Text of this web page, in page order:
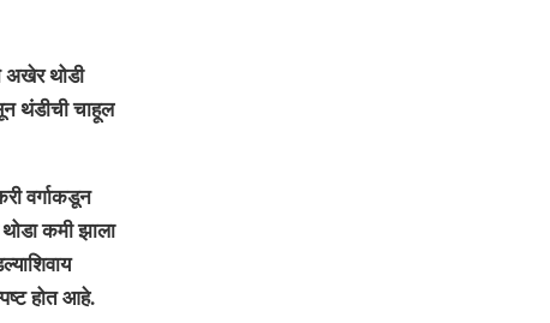
अखेर थोडी
थंडीची चाहूल
वर्गाकडून
कमी झाला
होत आहे.